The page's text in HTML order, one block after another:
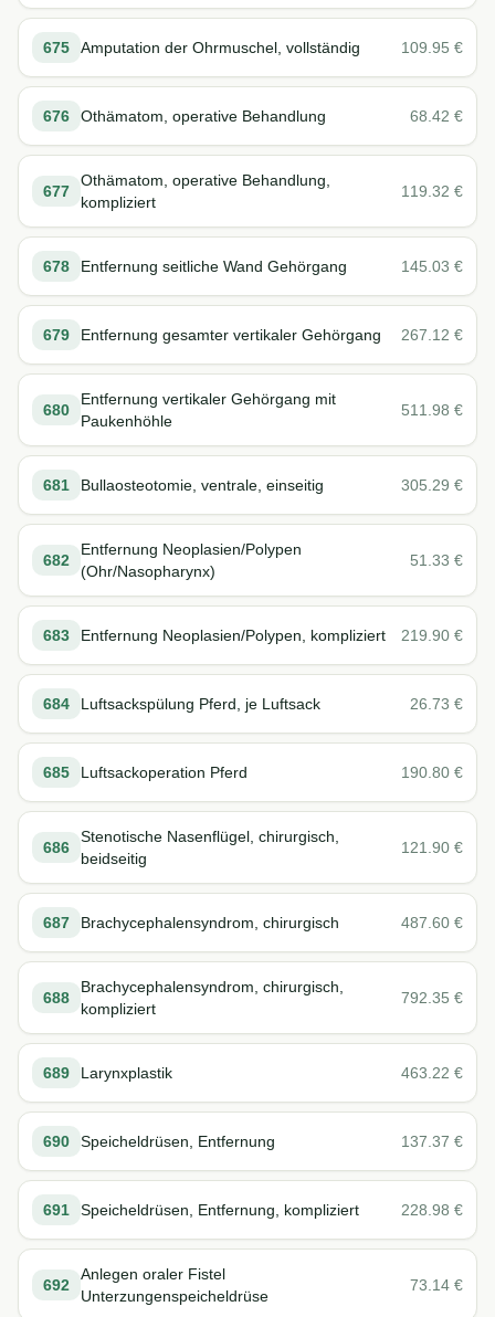
675 Amputation der Ohrmuschel, vollständig 109.95 €
676 Othämatom, operative Behandlung 68.42 €
677
Othämatom, operative Behandlung,
kompliziert
119.32 €
678 Entfernung seitliche Wand Gehörgang 145.03 €
679 Entfernung gesamter vertikaler Gehörgang 267.12 €
680
Entfernung vertikaler Gehörgang mit
Paukenhöhle
511.98 €
681 Bullaosteotomie, ventrale, einseitig 305.29 €
682
Entfernung Neoplasien/Polypen
(Ohr/Nasopharynx)
51.33 €
683 Entfernung Neoplasien/Polypen, kompliziert 219.90 €
684 Luftsackspülung Pferd, je Luftsack 26.73 €
685 Luftsackoperation Pferd 190.80 €
686
Stenotische Nasenflügel, chirurgisch,
beidseitig
121.90 €
687 Brachycephalensyndrom, chirurgisch 487.60 €
688
Brachycephalensyndrom, chirurgisch,
kompliziert
792.35 €
689 Larynxplastik 463.22 €
690 Speicheldrüsen, Entfernung 137.37 €
691 Speicheldrüsen, Entfernung, kompliziert 228.98 €
692
Anlegen oraler Fistel
Unterzungenspeicheldrüse
73.14 €